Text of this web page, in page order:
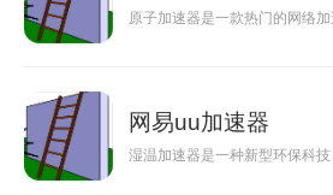
原子加速器是一款热门的网络
网易uu加速器
湿温加速器是一种新型环保科